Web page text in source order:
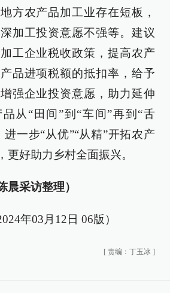
方农产品加工业存在短板，
加工投资意愿不强等。建议
工企业税收政策，提高农产
品进项税额的抵扣率，给予
强企业投资意愿，助力延伸
从“田间”到“车间”再到“舌
一步“从优”“从精”开拓农产
更好助力乡村全面振兴。
晨采访整理）
年03月12日 06版）
[ 责编：丁玉冰 ]